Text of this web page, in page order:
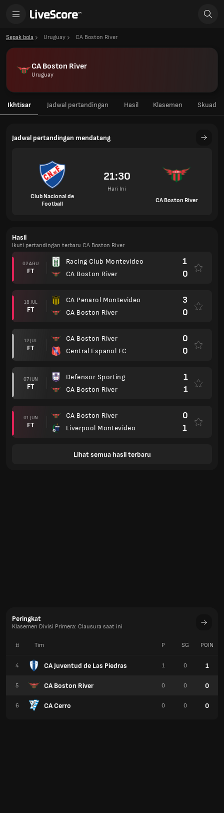
Sepak bola Uruguay CA Boston River
CA Boston River
Uruguay
Ikhtisar Jadwal pertandingan Hasil Klasemen Skuad
Jadwal pertandingan mendatang
Club Nacional de
Football
21:30
Hari Ini
CA Boston River
Hasil
Ikuti pertandingan terbaru CA Boston River
02 AGU
FT
Racing Club Montevideo
CA Boston River
1
0
18 JUL
FT
CA Penarol Montevideo
CA Boston River
3
0
12 JUL
FT
CA Boston River
Central Espanol FC
0
0
07 JUN
FT
Defensor Sporting
CA Boston River
1
1
01 JUN
FT
CA Boston River
Liverpool Montevideo
0
1
Lihat semua hasil terbaru
Peringkat
Klasemen Divisi Primera: Clausura saat ini
# Tim
4 CA Juventud de Las Piedras
5 CA Boston River
6 CA Cerro
P SG POIN
1 0 1
0 0 0
0 0 0